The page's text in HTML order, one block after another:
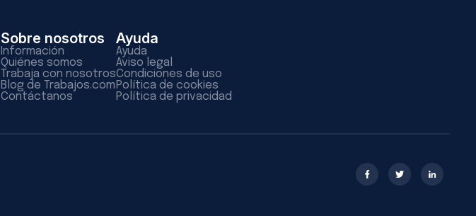
Sobre nosotros
Información
Quiénes somos
Trabaja con nosotros
Blog de Trabajos.com
Contáctanos
Ayuda
Ayuda
Aviso legal
Condiciones de uso
Política de cookies
Política de privacidad